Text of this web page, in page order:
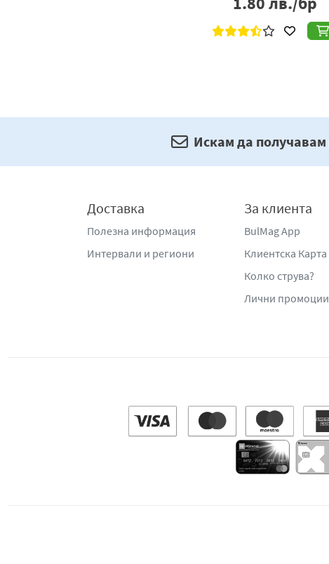
Искам да
Доставка
Полезна информация
Интервали и региони
За клиента
BulMag App
Клиентска Карта
Колко струва?
Лични промоции